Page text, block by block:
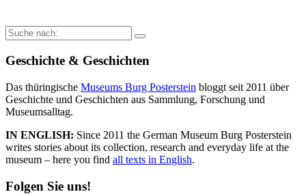
Suche
nach:
Geschichte & Geschichten
Das thüringische Museums Burg Posterstein bloggt seit 2011 über
Geschichte und Geschichten aus Sammlung, Forschung und
Museumsalltag.
IN ENGLISH: Since 2011 the German Museum Burg Posterstein
writes stories about its collection, research and everyday life at the
museum – here you find all texts in English.
Folgen Sie uns!